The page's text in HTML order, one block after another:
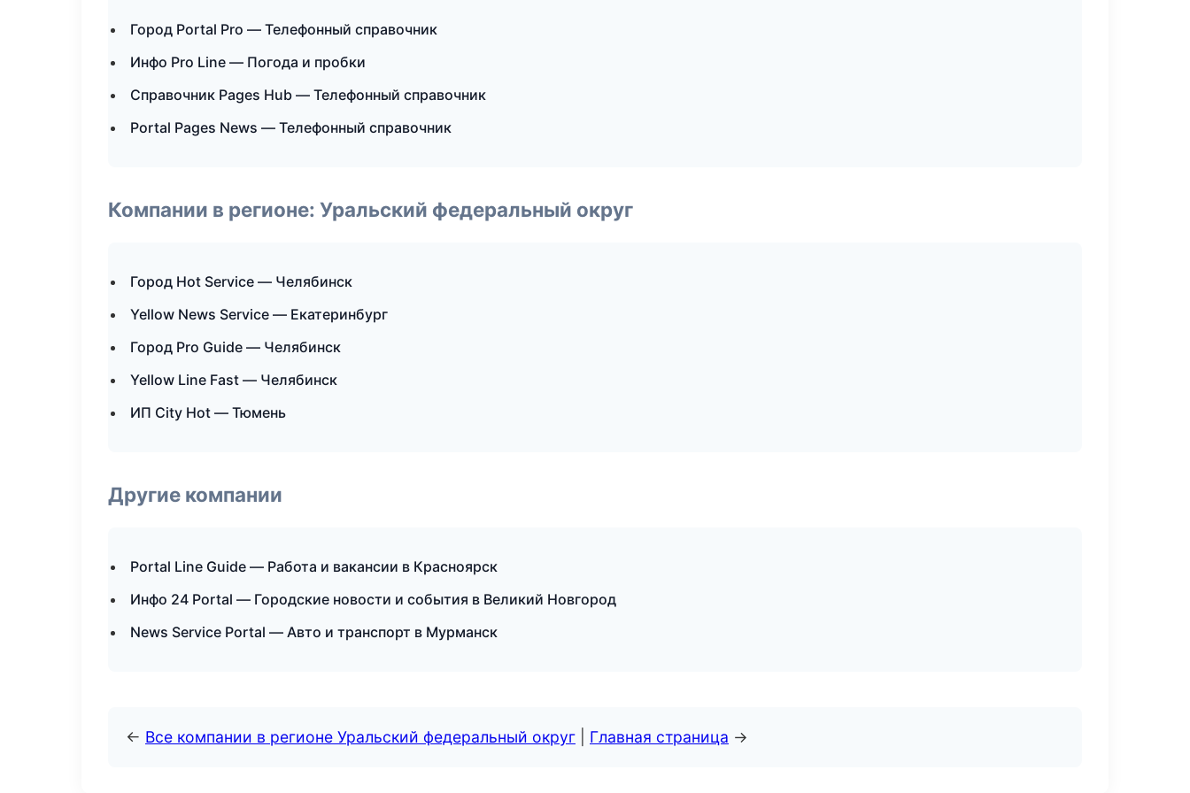
Город Portal Pro — Телефонный справочник
Инфо Pro Line — Погода и пробки
Справочник Pages Hub — Телефонный справочник
Portal Pages News — Телефонный справочник
Компании в регионе: Уральский федеральный округ
Город Hot Service — Челябинск
Yellow News Service — Екатеринбург
Город Pro Guide — Челябинск
Yellow Line Fast — Челябинск
ИП City Hot — Тюмень
Другие компании
Portal Line Guide — Работа и вакансии в Красноярск
Инфо 24 Portal — Городские новости и события в Великий Новгород
News Service Portal — Авто и транспорт в Мурманск
← Все компании в регионе Уральский федеральный округ Главная страница →